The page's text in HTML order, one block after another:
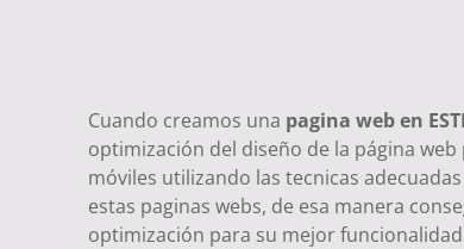
Cuando creamos una pagina web en
optimización del diseño de la página
móviles utilizando las tecnicas
estas paginas webs, de esa manera
optimización para su mejor funcionalidad